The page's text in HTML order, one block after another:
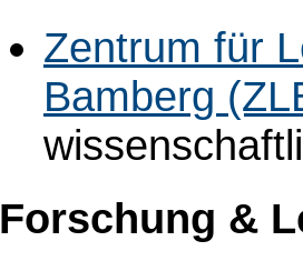
Zentrum für
Bamberg
Forschung &